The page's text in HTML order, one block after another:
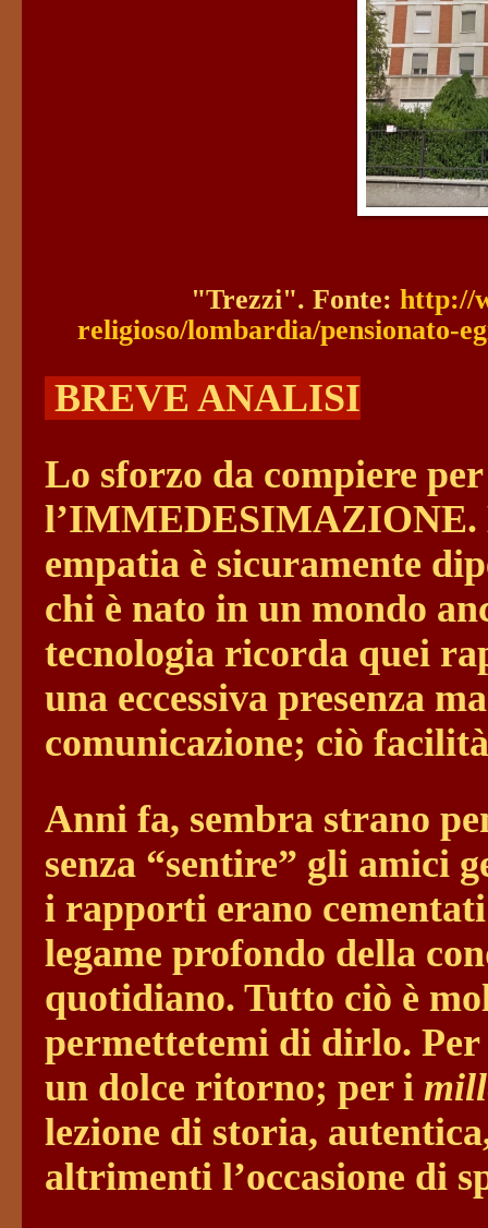
"Trezzi". Fonte: http://
religioso/lombardia/pensionato-
BREVE ANALISI
Lo sforzo da compiere
l’IMMEDESIMAZIONE.
empatia è sicuramente
chi è nato in un mondo
tecnologia ricorda quei
una eccessiva presenza
comunicazione; ciò
Anni fa, sembra strano
senza “sentire” gli amici
i rapporti erano
legame profondo della
quotidiano. Tutto ciò è
permettetemi di dirlo.
un dolce ritorno; per i
lezione di storia,
altrimenti l’occasione di